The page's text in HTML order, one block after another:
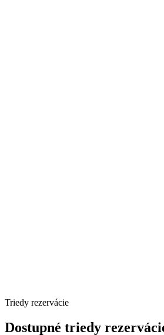
Triedy rezervácie
Dostupné triedy